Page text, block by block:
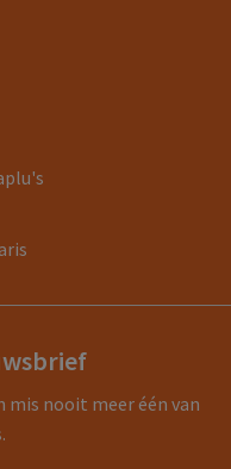
mis nooit meer één van